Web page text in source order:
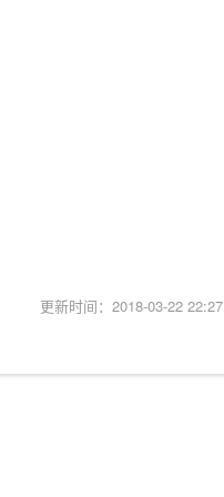
更新时间：2018-03-22 22:27